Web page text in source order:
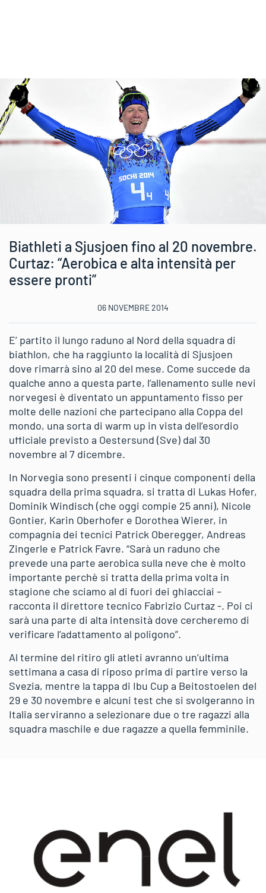
Biathleti a Sjusjoen fino al 20 novembre.
Curtaz: “Aerobica e alta intensità per
essere pronti”
06 NOVEMBRE 2014
E’ partito il lungo raduno al Nord della squadra di
biathlon, che ha raggiunto la località di Sjusjoen
dove rimarrà sino al 20 del mese. Come succede da
qualche anno a questa parte, l’allenamento sulle nevi
norvegesi è diventato un appuntamento fisso per
molte delle nazioni che partecipano alla Coppa del
mondo, una sorta di warm up in vista dell’esordio
ufficiale previsto a Oestersund (Sve) dal 30
novembre al 7 dicembre.
In Norvegia sono presenti i cinque componenti della
squadra della prima squadra, si tratta di Lukas Hofer,
Dominik Windisch (che oggi compie 25 anni), Nicole
Gontier, Karin Oberhofer e Dorothea Wierer, in
compagnia dei tecnici Patrick Oberegger, Andreas
Zingerle e Patrick Favre. “Sarà un raduno che
prevede una parte aerobica sulla neve che è molto
importante perchè si tratta della prima volta in
stagione che sciamo al di fuori dei ghiacciai –
racconta il direttore tecnico Fabrizio Curtaz -. Poi ci
sarà una parte di alta intensità dove cercheremo di
verificare l’adattamento al poligono”.
Al termine del ritiro gli atleti avranno un’ultima
settimana a casa di riposo prima di partire verso la
Svezia, mentre la tappa di Ibu Cup a Beitostoelen del
29 e 30 novembre e alcuni test che si svolgeranno in
Italia serviranno a selezionare due o tre ragazzi alla
squadra maschile e due ragazze a quella femminile.